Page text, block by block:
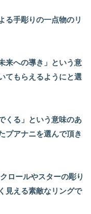
る手彫りの一点物のリ
来への導き」という意
てもらえるようにと選
くる」という意味のあ
プアナニを選んで頂き
ロールやスターの彫り
見える素敵なリングで